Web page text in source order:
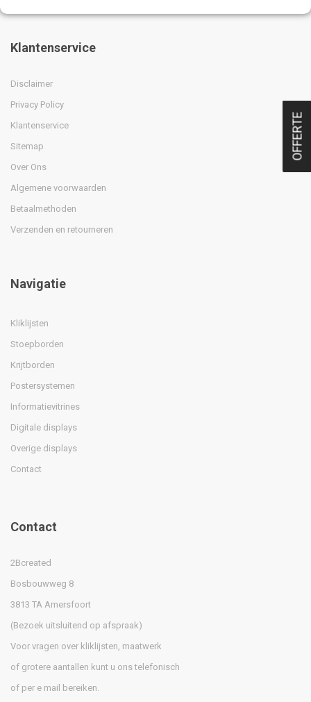
Klantenservice
Disclaimer
Privacy Policy
Klantenservice
Sitemap
Over Ons
Algemene voorwaarden
Betaalmethoden
Verzenden en retourneren
Navigatie
Kliklijsten
Stoepborden
Krijtborden
Postersystemen
Informatievitrines
Digitale displays
Overige displays
Contact
Contact
2Bcreated
Bosbouwweg 8
3813 TA Amersfoort
(Bezoek uitsluitend op afspraak)
Voor vragen over kliklijsten, maatwerk
of grotere aantallen kunt u ons telefonisch
of per e mail bereiken.
OFFERTE